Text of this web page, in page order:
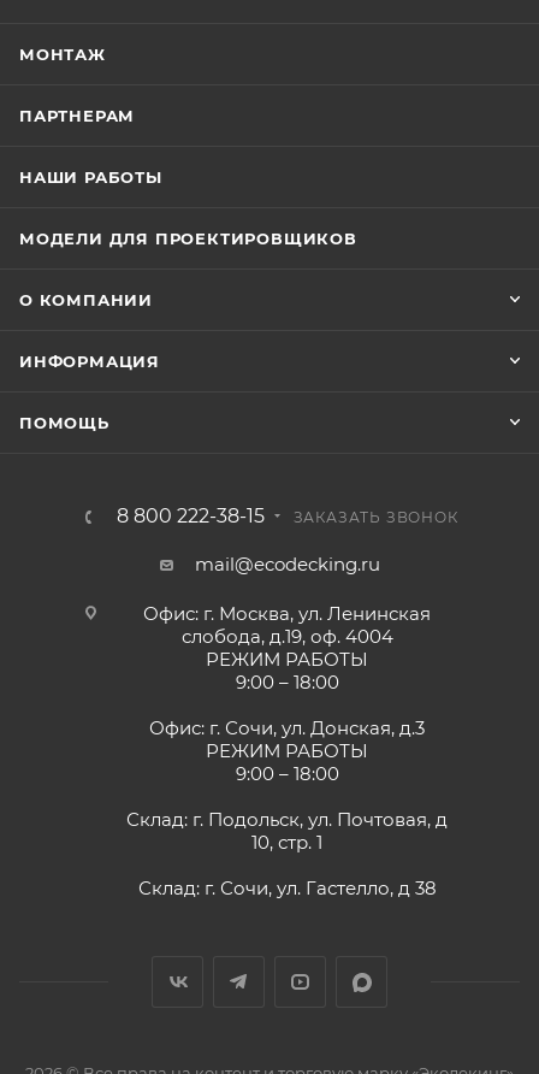
МОНТАЖ
ПАРТНЕРАМ
НАШИ РАБОТЫ
МОДЕЛИ ДЛЯ ПРОЕКТИРОВЩИКОВ
О КОМПАНИИ
ИНФОРМАЦИЯ
ПОМОЩЬ
8 800 222-38-15 ЗАКАЗАТЬ ЗВОНОК
mail@ecodecking.ru
Офис: г. Москва, ул. Ленинская
слобода, д.19, оф. 4004
РЕЖИМ РАБОТЫ
9:00 – 18:00
Офис: г. Сочи, ул. Донская, д.3
РЕЖИМ РАБОТЫ
9:00 – 18:00
Склад: г. Подольск, ул. Почтовая, д
10, стр. 1
Склад: г. Сочи, ул. Гастелло, д 38